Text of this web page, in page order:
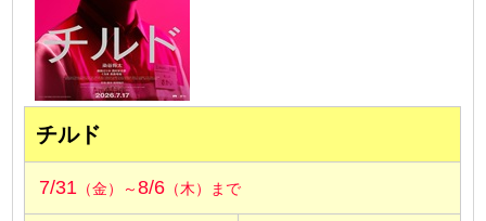
チルド
7/31 （金）～8/6 （木）まで